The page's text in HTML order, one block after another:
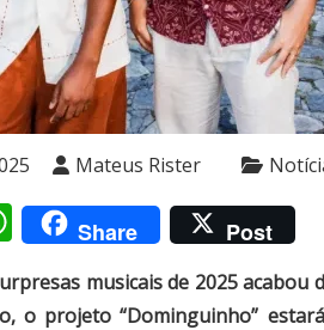
Mateus Rister
WhatsApp
Share Post
musicais de 2025
o projeto “Dominguinho”